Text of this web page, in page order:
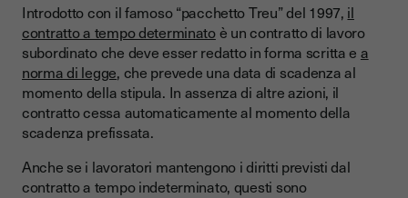
Introdotto con il famoso “pacchetto Treu” del 1997, il
contratto a tempo determinatoè un contratto di lavoro
subordinato che deve esser redatto in forma scritta e a
norma di legge, che prevede una data di scadenza al
momento della stipula. In assenza di altre azioni, il
contratto cessa automaticamente al momento della
scadenza prefissata.
Anche se i lavoratori mantengono i diritti previsti dal
contratto a tempo indeterminato, questi sono